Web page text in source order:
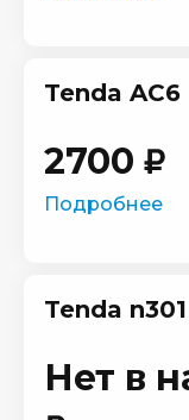
Tenda AC6
2700
Подробнее
Tenda n301
Нет в